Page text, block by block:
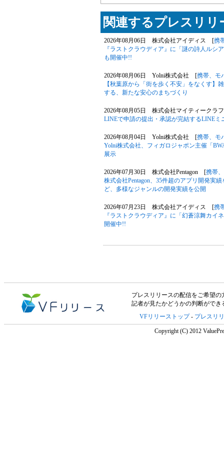
関連するプレスリリ
2026年08月06日 株式会社アイディス [携
『ラストクラウディア』に「謎の詩人ルシ
も開催中!!
2026年08月06日 Yolni株式会社 [携帯、モ
【秋葉原から「街を歩く不安」をなくす】
する、新たな安心のまちづくり
2026年08月05日 株式会社マイティークラ
LINEで申請の提出・承認が完結するLINE
2026年08月04日 Yolni株式会社 [携帯、モ
Yolni株式会社、フィガロジャポン主催「
展示
2026年07月30日 株式会社Pentagon [携帯
株式会社Pentagon、35件超のアプリ開発実
ど、多様なジャンルの開発実績を公開
2026年07月23日 株式会社アイディス [携
『ラストクラウディア』に「幻蒼涼舞カイ
開催中!!
プレスリリースの配信をご希望の
記者が見たかどうかの判断がで
VFリリーストップ- プレスリ
Copyright (C) 2012